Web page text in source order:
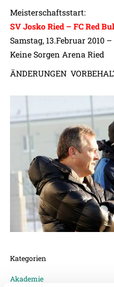
Meisterschaftsstart:
SV Josko Ried – FC Red
Samstag, 13.Februar 2010
Keine Sorgen Arena Ried
ÄNDERUNGEN
Kategorien
Akademie